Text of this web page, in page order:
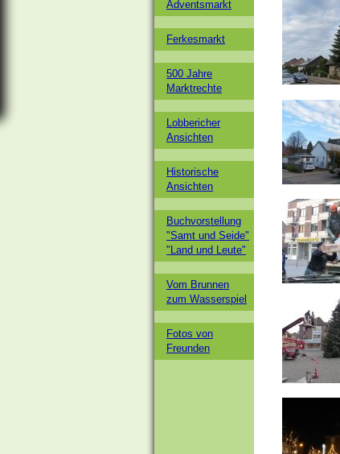
Adventsmarkt
Ferkesmarkt
500 Jahre
Marktrechte
Lobbericher
Ansichten
Historische
Ansichten
Buchvorstellung
"Samt und Seide"
"Land und Leute"
Vom Brunnen
zum Wasserspiel
Fotos von
Freunden